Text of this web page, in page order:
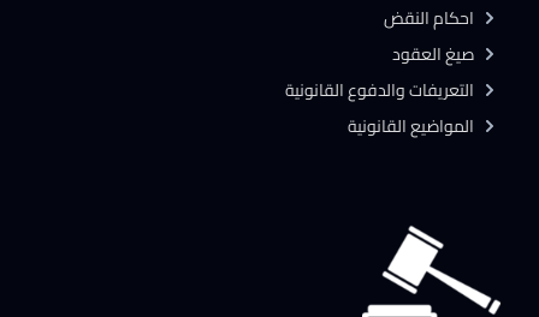
احكام النقض
صيغ العقود
التعريفات والدفوع القانونية
المواضيع القانونية